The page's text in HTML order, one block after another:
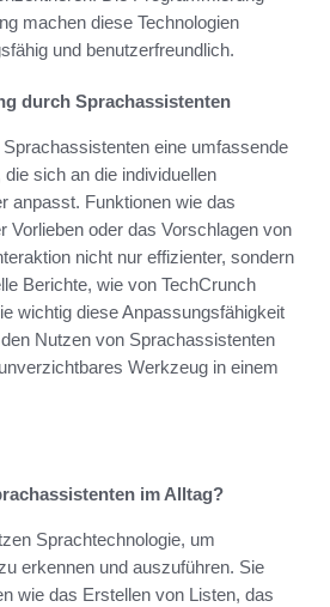
machen diese Technologien
und benutzerfreundlich.
durch Sprachassistenten
eine umfassende
sich an die individuellen
anpasst. Funktionen wie das
Vorlieben oder das Vorschlagen von
nicht nur effizienter, sondern
Berichte, wie von TechCrunch
wichtig diese Anpassungsfähigkeit
Nutzen von Sprachassistenten
Werkzeug in einem
im Alltag?
Sprachtechnologie, um
erkennen und auszuführen. Sie
wie das Erstellen von Listen, das